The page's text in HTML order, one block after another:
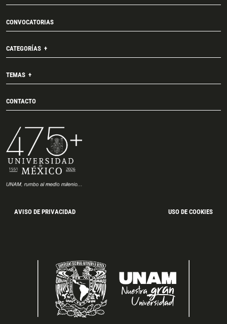
CONVOCATORIAS
CATEGORÍAS
TEMAS
CONTACTO
AVISO DE PRIVACIDAD USO DE COOKIES